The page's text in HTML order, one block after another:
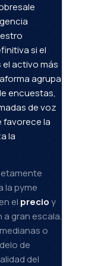
si el
el activo más
agrupa
encuestas,
de voz
favorece la
la
la pyme
el precioy
gran escala.
o
de
del